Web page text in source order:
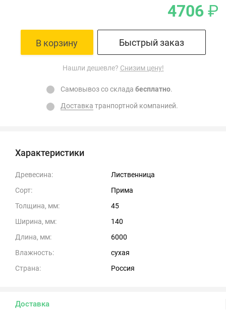
Характеристики
Древесина:
Лиственница
Сорт:
Прима
Толщина, мм:
45
Ширина, мм:
140
Длина, мм:
6000
Влажность:
сухая
Страна:
Россия
4706 ₽
В корзину Быстрый заказ
Нашли дешевле? Снизим цену!
Самовывоз со склада бесплатно.
Доставка транпортной компанией.
Доставка